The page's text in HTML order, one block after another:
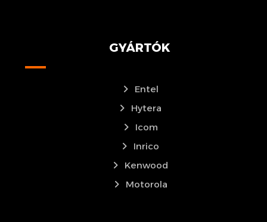
GYÁRTÓK
Entel
Hytera
Icom
Inrico
Kenwood
Motorola